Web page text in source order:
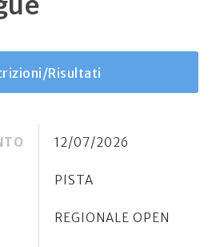
Risultati
12/07/2026
PISTA
REGIONALE OPEN